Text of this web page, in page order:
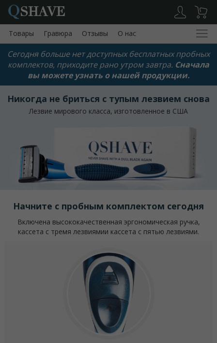
QSHAVE
Товары Гравюра Отзывы О нас
Товары Отзывы О нас Корзина
Сегодня больше нет доступных бесплатных пробных
комплектов, приходите рано утром завтра. Сначала
вы можете узнать о нашей продукции.
Никогда не бриться с тупым лезвием снова
Лезвие мирового класса, изготовленное в США
Начните с пробным комплектом сегодня
Включена высококачественная эргономическая ручка,
кассета с тремя лезвиямии кассета с пятью лезвиями.